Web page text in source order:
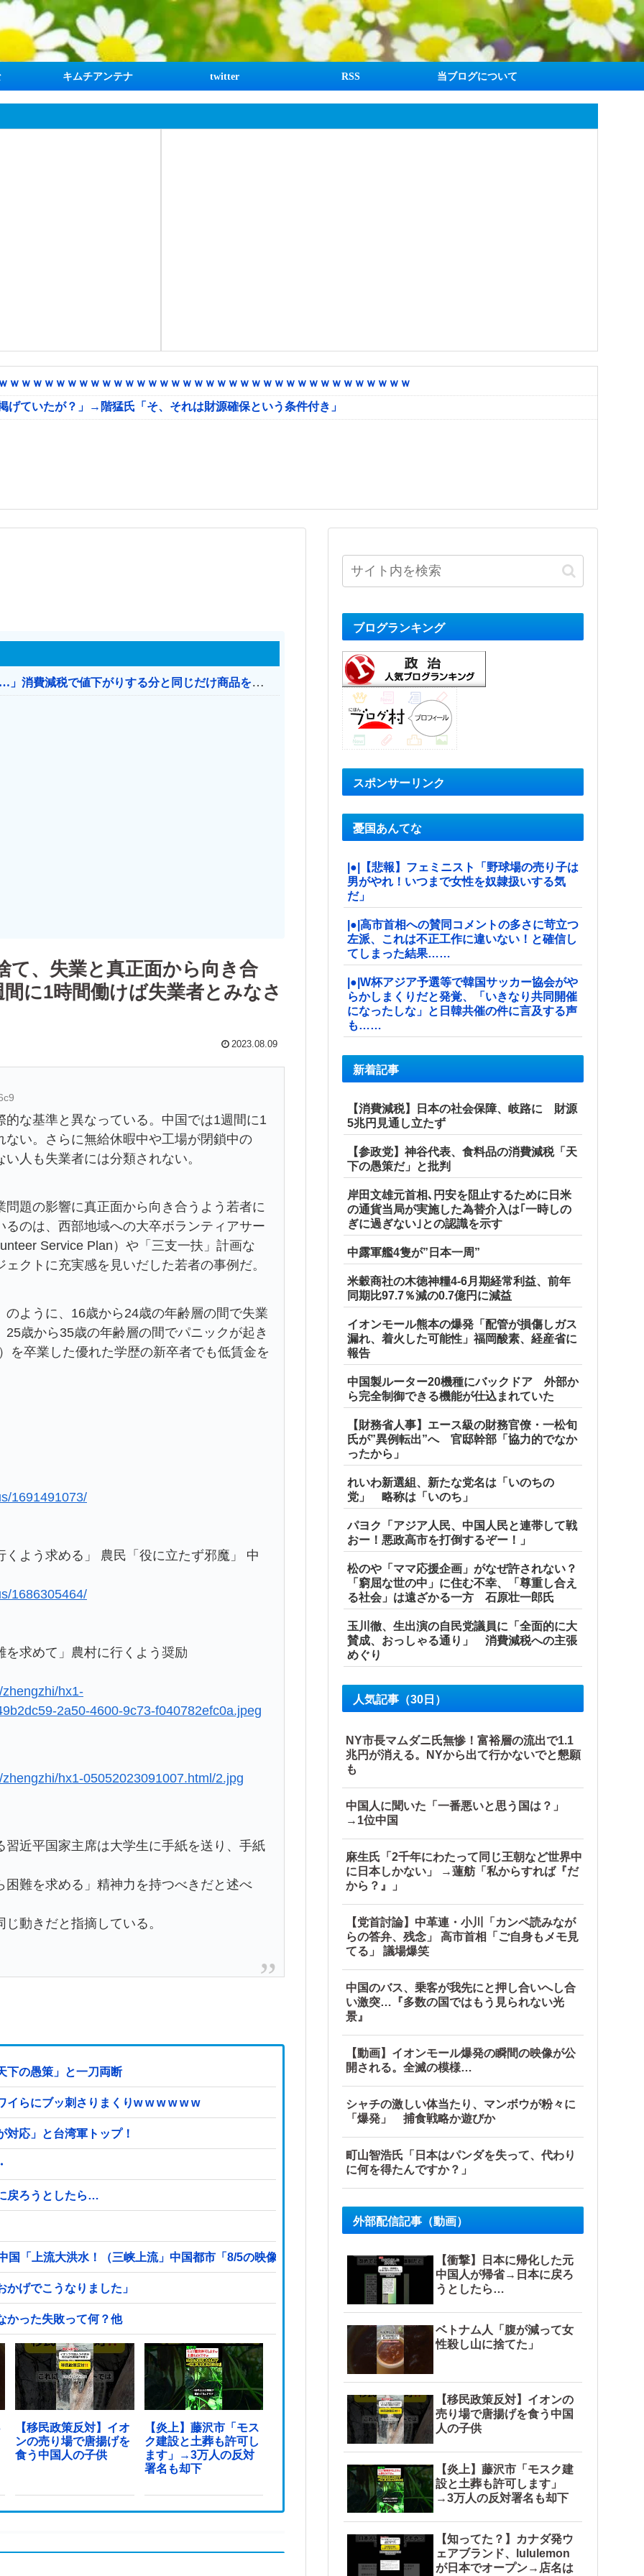
キムチアンテナ twitter RSS 当ブログについて
ｗｗｗｗｗｗｗｗｗｗｗｗｗｗｗｗｗｗｗｗｗｗｗｗｗｗｗｗｗｗｗｗｗｗ
ていたが？」→階猛氏「そ、それは財源確保という条件付き」
【消費税率1％】 「下げるのが筋なんですけど…」消費減税で値下がりする分と同じだけ商品を値上げして店頭価格を変えない店も
て、失業と真正面から向き合
に1時間働けば失業者とみなさ
2023.08.09
な基準と異なっている。中国では1週間に1
い。さらに無給休暇中や工場が閉鎖中の
人も失業者には分類されない。
題の影響に真正面から向き合うよう若者に
のは、西部地域への大卒ボランティアサー
Service Plan）や「三支一扶」計画な
クトに充実感を見いだした若者の事例だ。
ように、16歳から24歳の年齢層の間で失業
歳から35歳の年齢層の間でパニックが起き
を卒業した優れた学歴の新卒者でも低賃金を
1691491073/
よう求める」 農民「役に立たず邪魔」 中
1686305464/
求めて」農村に行くよう奨励
hx1-
2a50-4600-9c73-f040782efc0a.jpeg
hx1-05052023091007.html/2.jpg
近平国家主席は大学生に手紙を送り、手紙
難を求める」精神力を持つべきだと述べ
動きだと指摘している。
下の愚策」と一刀両断
イらにブッ刺さりまくりw w w w w w
応」と台湾軍トップ！
戻ろうとしたら…
国「上流大洪水！（三峡上流」中国都市「8/5の映像（動画」三峡ダム「緊急放流（決壊危機」中国「下流大水害（震え声
げでこうなりました」
かった失敗って何？他
【移民政策反対】イオ
ンの売り場で唐揚げを
食う中国人の子供
【炎上】藤沢市「モス
ク建設と土葬も許可し
ます」→3万人の反対
署名も却下
ブログランキング
スポンサーリンク
憂国あんてな
|●|【悲報】フェミニスト「野球場の売り子は
男がやれ！いつまで女性を奴隷扱いする気
だ」
|●|高市首相への賛同コメントの多さに苛立つ
左派、これは不正工作に違いない！と確信し
てしまった結果……
|●|W杯アジア予選等で韓国サッカー協会がや
らかしまくりだと発覚、「いきなり共同開催
になったしな」と日韓共催の件に言及する声
も……
新着記事
【消費減税】日本の社会保障、岐路に 財源
5兆円見通し立たず
【参政党】神谷代表、食料品の消費減税「天
下の愚策だ」と批判
岸田文雄元首相､円安を阻止するために日米
の通貨当局が実施した為替介入は｢一時しの
ぎに過ぎない｣との認識を示す
中露軍艦4隻が”日本一周”
米穀商社の木徳神糧4-6月期経常利益、前年
同期比97.7％減の0.7億円に減益
イオンモール熊本の爆発「配管が損傷しガス
漏れ、着火した可能性」福岡酸素、経産省に
報告
中国製ルーター20機種にバックドア 外部か
ら完全制御できる機能が仕込まれていた
【財務省人事】エース級の財務官僚・一松旬
氏が”異例転出”へ 官邸幹部「協力的でなか
ったから」
れいわ新選組、新たな党名は「いのちの
党」 略称は「いのち」
パヨク「アジア人民、中国人民と連帯して戦
おー！悪政高市を打倒するぞー！」
松のや「ママ応援企画」がなぜ許されない？
「窮屈な世の中」に住む不幸、「尊重し合え
る社会」は遠ざかる一方 石原壮一郎氏
玉川徹、生出演の自民党議員に「全面的に大
賛成、おっしゃる通り」 消費減税への主張
めぐり
人気記事（30日）
NY市長マムダニ氏無惨！富裕層の流出で1.1
兆円が消える。NYから出て行かないでと懇願
も
中国人に聞いた「一番悪いと思う国は？」
→1位中国
麻生氏「2千年にわたって同じ王朝など世界中
に日本しかない」 →蓮舫「私からすれば『だ
から？』」
【党首討論】中革連・小川「カンペ読みなが
らの答弁、残念」 高市首相「ご自身もメモ見
てる」 議場爆笑
中国のバス、乗客が我先にと押し合いへし合
い激突…『多数の国ではもう見られない光
景』
【動画】イオンモール爆発の瞬間の映像が公
開される。全滅の模様…
シャチの激しい体当たり、マンボウが粉々に
「爆発」 捕食戦略か遊びか
町山智浩氏「日本はパンダを失って、代わり
に何を得たんですか？」
外部配信記事（動画）
【衝撃】日本に帰化した元
中国人が帰省→日本に戻ろ
うとしたら…
ベトナム人「腹が減って女
性殺し山に捨てた」
【移民政策反対】イオンの
売り場で唐揚げを食う中国
人の子供
【炎上】藤沢市「モスク建
設と土葬も許可します」
→3万人の反対署名も却下
【知ってた？】カナダ発ウ
ェアブランド、lululemon
が日本でオープン→店名は